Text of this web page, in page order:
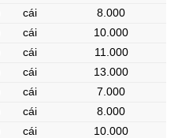
cái
8.000
cái
10.000
cái
11.000
cái
13.000
cái
7.000
cái
8.000
cái
10.000